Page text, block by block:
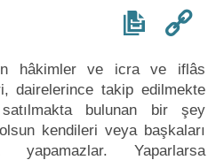
hâkimler ve icra ve iflâs
dairelerince takip edilmekte
bulunan bir şey
kendileri veya başkaları
Yaparlarsa